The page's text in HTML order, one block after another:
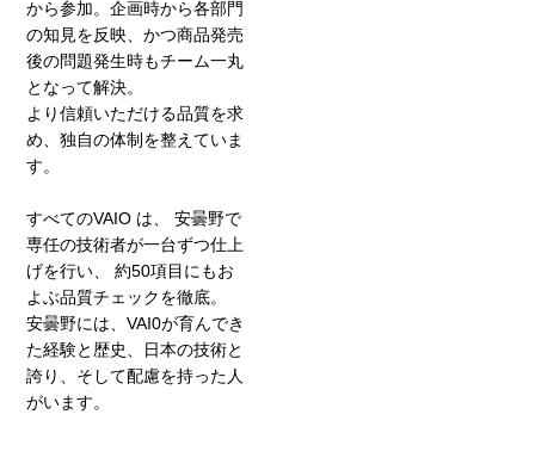
から参加。企画時から各部門
の知見を反映、かつ商品発売
後の問題発生時もチーム一丸
となって解決。
より信頼いただける品質を求
め、独自の体制を整えていま
す。
すべてのVAIO は、 安曇野で
専任の技術者が一台ずつ仕上
げを行い、 約50項目にもお
よぶ品質チェックを徹底。
安曇野には、VAI0が育んでき
た経験と歴史、日本の技術と
誇り、そして配慮を持った人
がいます。